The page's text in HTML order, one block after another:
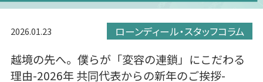
2026.01.23 ローンディール・スタッフコラム
越境の先へ。僕らが「変容の連鎖」にこだわる
理由-2026年 共同代表からの新年のご挨拶-